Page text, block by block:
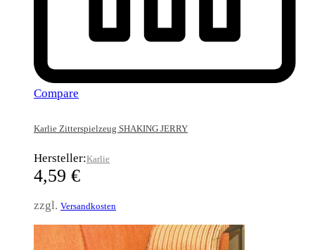
Compare
Karlie Zitterspielzeug SHAKING JERRY
Hersteller:Karlie
4,59 €
zzgl. Versandkosten